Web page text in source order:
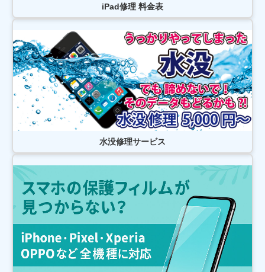
せて頂きました！ありがとうございました！
2026/07/31
をさせて頂きました！ありがとうございました！
2026/07/31
松戸市よりお越しのお客様のiPhoneXの充電不良修理をさせて頂きました！
ありがとうございました！
2026/07/30
松戸市よりお越しのお客様のiPhone14Maxのガラス交換をさせて頂きまし
た！ありがとうございました！
2026/07/30
松戸市よりお越しのお客様のiPhone14Maxのバッテリー交換をさせて頂き
ました！ありがとうございました！
松戸市よりお越しのお客様のiPhone12ProMaxの充電不良修理をさせて頂き
ました！ありがとうございました！
2026/07/28
松戸市よりお越しのお客様のiPhone11Proのバッテリー交換をさせて頂きま
した！ありがとうございました！
2026/07/28
松戸市よりお越しのお客様のSwitchの液晶交換をさせて頂きました！あり
がとうございました！
2026/07/28
松戸市よりお越しのお客様のiPhone12のガラス交換をさせて頂きました！
ありがとうございました！
2026/07/27
松戸市よりお越しのお客様のSwitchの基板修理をさせて頂きました！あり
iPad修理 料金表
水没修理サービス